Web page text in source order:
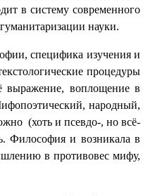
в систему современного
науки.
специфика изучения и
процедуры
выражение, воплощение в
народный,
(хоть и псевдо-, но всё-
Философия и возникала в
в противовес мифу,